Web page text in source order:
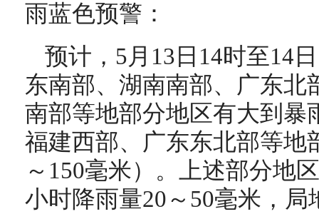
雨蓝色预警：
预计，5月13日14时至14
东南部、湖南南部、广东北
南部等地部分地区有大到暴
福建西部、广东东北部等地
～150毫米）。上述部分地
小时降雨量20～50毫米，